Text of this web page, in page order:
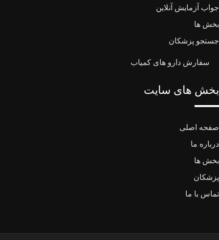
جواب آزمایش آنلاین
بخش ها
جستجو پزشکان
سفارش دارو های کمیاب
بخش های سایت
صفحه اصلی
درباره ما
بخش ها
پزشکان
تماس با ما